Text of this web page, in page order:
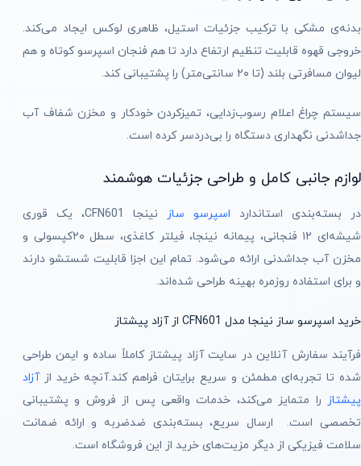
بدنه‌ی مشکی با ترکیب جزئیات استیل، ظاهری لوکس ایجاد می‌کند.
خروجی قهوه قابلیت تنظیم ارتفاع دارد تا هم فنجان اسپرسو کوتاه و هم
لیوان مسافرتی بلند (تا ۲۰ سانتی‌متر) را پشتیبانی کند.
سیستم چراغ اعلام رسوب‌زدایی، تمیزکردن خودکار و مخزن شفاف آب
جداشدنی نگهداری دستگاه را بی‌دردسر کرده است.
لوازم جانبی کامل و طراحی جزئیات هوشمند
در بسته‌بندی استاندارد اسپرسو ساز
نینجا CFN601، یک قوری
شیشه‌ای ۱۲ فنجانی، پیمانه نینجا، فیلتر کاغذی، سطل ۲۰کپسولی و
مخزن آب جداشدنی ارائه می‌شود. تمام این اجزا قابلیت شستشو دارند
و برای استفاده روزمره بهینه طراحی شده‌اند.
خرید اسپرسو ساز نینجا مدل CFN601 از آزاد پیشتاز
فرآیند سفارش آنلاین در سایت آزاد پیشتاز کاملاً ساده و ایمن طراحی
شده تا تجربه‌ای مطمئن و سریع برایتان فراهم کند.آنچه خرید ازآزاد
پیشتاز را متمایز می‌کند، خدمات واقعی پس از فروش و پشتیبانی
تخصصی است. ارسال سریع، بسته‌بندی ضد‌ضربه و ارائه ضمانت
سلامت فیزیکی از دیگر مزیت‌های خرید از این فروشگاه است.